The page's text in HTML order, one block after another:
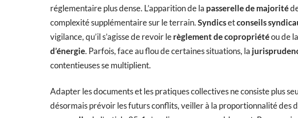
réglementaire plus dense. L’apparition de la passerelle de majorité
complexité supplémentaire sur le terrain.Syndicsetconseils
vigilance, qu’il s’agisse de revoir lerèglement de copropriétéou de
d’énergie. Parfois, face au flou de certaines situations, la
contentieuses se multiplient.
Adapter les documents et les pratiques collectives ne consiste plus
désormais prévoir les futurs conflits, veiller à la proportionnalité des